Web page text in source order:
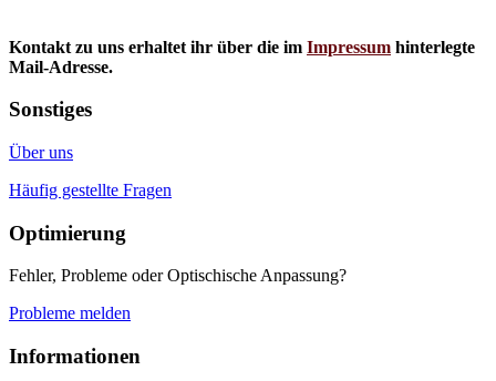
Kontakt zu uns erhaltet ihr über die im Impressum hinterlegte
Mail-Adresse.
Sonstiges
Über uns
Häufig gestellte Fragen
Optimierung
Fehler, Probleme oder Optischische Anpassung?
Probleme melden
Informationen